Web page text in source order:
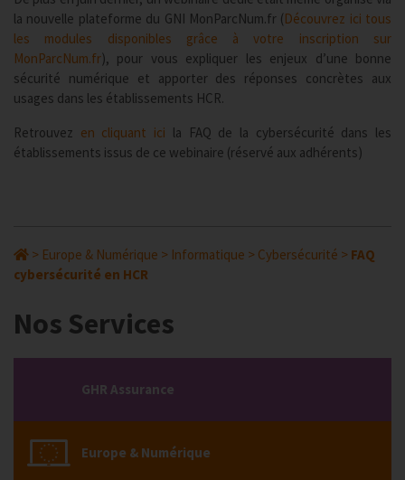
la nouvelle plateforme du GNI MonParcNum.fr (Découvrez ici tous
les modules disponibles grâce à votre inscription sur
MonParcNum.fr), pour vous expliquer les enjeux d’une bonne
sécurité numérique et apporter des réponses concrètes aux
usages dans les établissements HCR.
Retrouvez en cliquant ici la FAQ de la cybersécurité dans les
établissements issus de ce webinaire (réservé aux adhérents)
> Europe & Numérique > Informatique > Cybersécurité > FAQ
cybersécurité en HCR
Nos Services
GHR Assurance
Europe & Numérique